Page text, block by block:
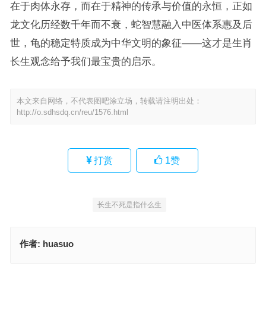
在于肉体永存，而在于精神的传承与价值的永恒，正如
龙文化历经数千年而不衰，蛇智慧融入中医体系惠及后
世，龟的稳定特质成为中华文明的象征——这才是生肖
长生观念给予我们最宝贵的启示。
本文来自网络，不代表图吧涂立场，转载请注明出处：
http://o.sdhsdq.cn/reu/1576.html
打赏 1赞
长生不死是指什么生
作者: huasuo